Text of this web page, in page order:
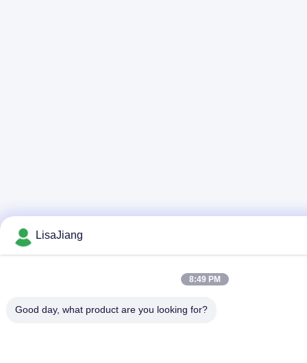
LisaJiang
8:49 PM
Good day, what product are you looking for?